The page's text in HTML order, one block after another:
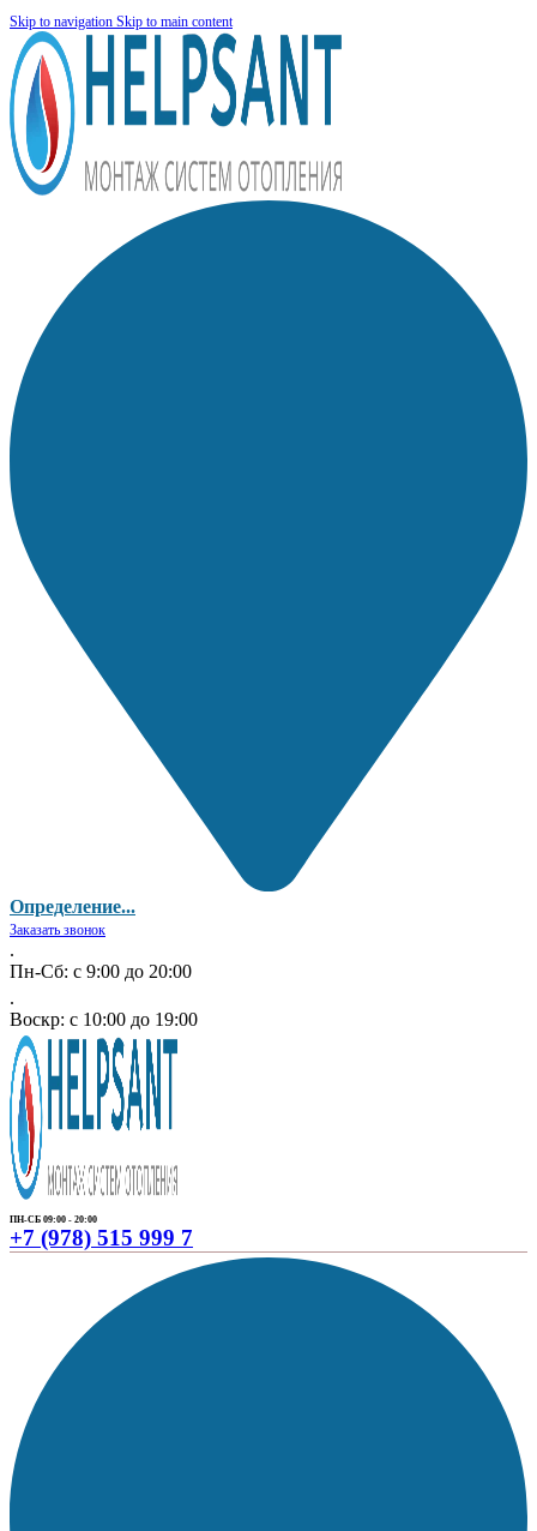
Skip to navigation Skip to main content
Определение...
Заказать звонок
.
Пн-Сб: с 9:00 до 20:00
.
Воскр: с 10:00 до 19:00
ПН-СБ 09:00 - 20:00
+7 (978) 515 999 7